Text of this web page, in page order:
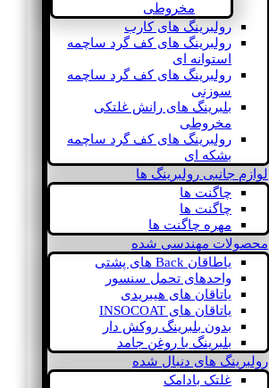
مخروطی
رولبرینگ های کارب
رولبرینگ های کف گرد ساچمه
استوانه ای
رولبرینگ های کف گرد ساچمه
سوزنی
بلبرینگ های رانش غلتکی
مخروطی
رولبرینگ های کف گرد ساچمه
بشکه ای
لوازم جانبی رولبرینگ ها
چاگنت ها
چاگنت ها
مهره چاگنت ها
محصولات مهندسی شده
یاطاقان Back های پشتی
واحدهای تحمل سنسور
یاتاقان های هیبریدی
یاتاقان های INSOCOAT
بدون بلبرینگ روکش دار
بلبرینگ با روغن جامد
رولبرینگ های دنبال شده
غلتک بادامک